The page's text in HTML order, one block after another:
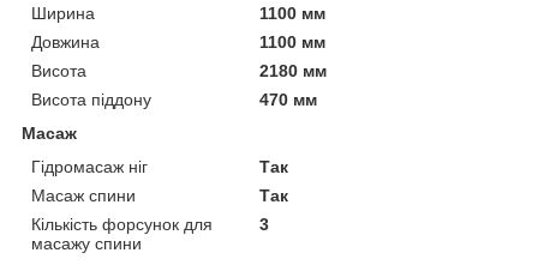
Ширина
1100 мм
Довжина
1100 мм
Висота
2180 мм
Висота піддону
470 мм
Масаж
Гідромасаж ніг
Так
Масаж спини
Так
Кількість форсунок для
масажу спини
3